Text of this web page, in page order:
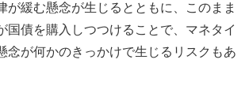
が緩む懸念が生じるとともに、このまま
国債を購入しつつけることで、マネタイ
念が何かのきっかけで生じるリスクもあ